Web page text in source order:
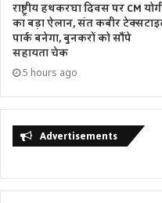
राष्ट्रीय हथकरघा दिवस पर CM
का बड़ा ऐलान, संत कबीर
पार्क बनेगा, बुनकरों को सौंपे
सहायता चेक
5 hours ago
Advertisements